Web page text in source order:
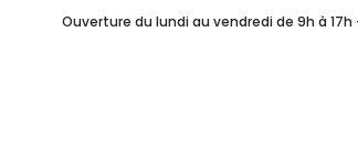
Ouverture du lundi au vendredi de 9h à